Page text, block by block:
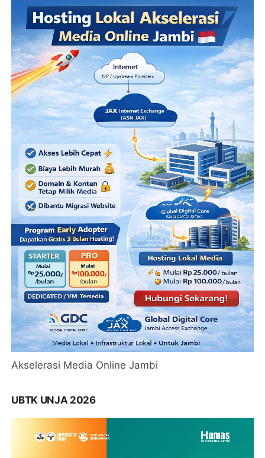
Akselerasi Media Online Jambi
UBTK UNJA 2026